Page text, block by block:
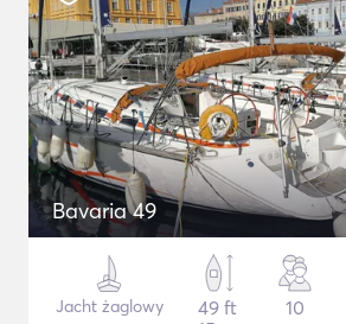
Bavaria 49
Jacht żaglowy
49 ft
10